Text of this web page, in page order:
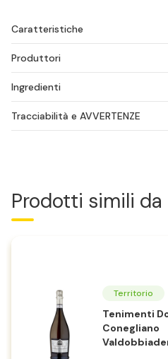
Caratteristiche
Produttori
Ingredienti
Tracciabilità e AVVERTENZE
Prodotti simili
Territorio
Tenimenti
Conegliano